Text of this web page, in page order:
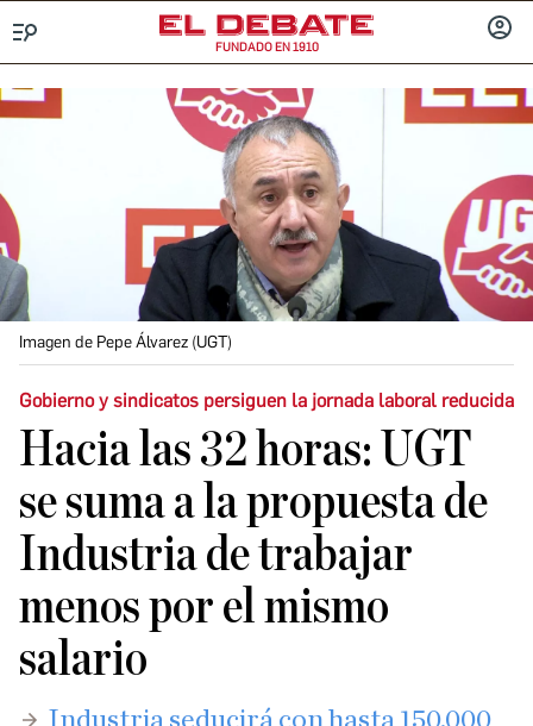
FUNDADO EN 1910
Imagen de Pepe Álvarez (UGT)
Gobierno y sindicatos persiguen la jornada laboral reducida
Hacia las 32 horas: UGT
se suma a la propuesta de
Industria de trabajar
menos por el mismo
salario
Industria seducirá con hasta 150.000